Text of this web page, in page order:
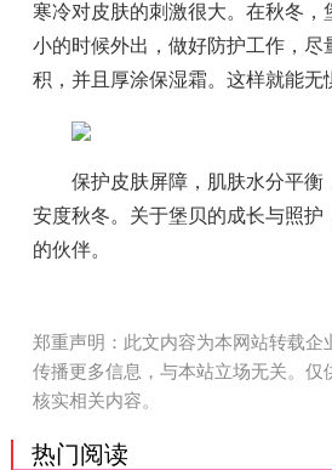
寒冷对皮肤的刺激很大。在秋冬，
小的时候外出，做好防护工作，尽
积，并且厚涂保湿霜。这样就能无
保护皮肤屏障，肌肤水分平衡
安度秋冬。关于堡贝的成长与照护
的伙伴。
郑重声明：此文内容为本网站转载企
传播更多信息，与本站立场无关。仅
核实相关内容。
热门阅读